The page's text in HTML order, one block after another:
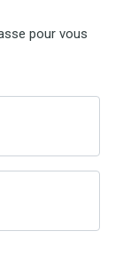
pour vous